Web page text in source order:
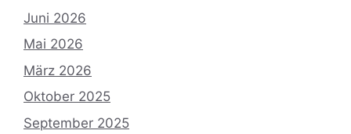
Juni 2026
Mai 2026
März 2026
Oktober 2025
September 2025